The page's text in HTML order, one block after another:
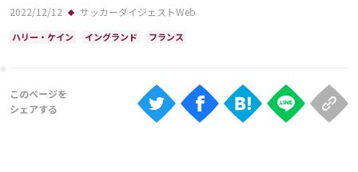
視聴方法
Android
2022/12/12 サッカーダイジェストWeb
ハリー・ケイン イングランド フランス